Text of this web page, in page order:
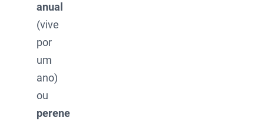
anual
(vive
por
um
ano)
ou
perene